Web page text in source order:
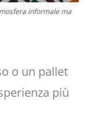
informale ma
o un pallet
più